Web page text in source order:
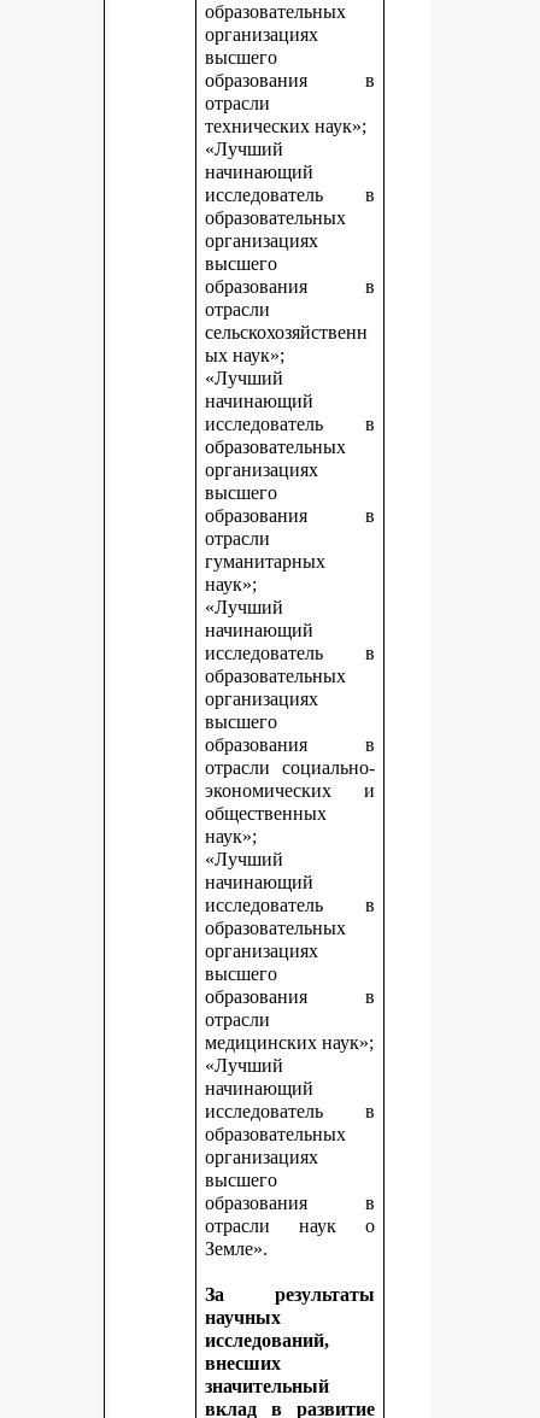
образовательных
организациях
высшего
образования в
отрасли
технических наук»;
«Лучший
начинающий
исследователь в
образовательных
организациях
высшего
образования в
отрасли
сельскохозяйственн
ых наук»;
«Лучший
начинающий
исследователь в
образовательных
организациях
высшего
образования в
отрасли
гуманитарных
наук»;
«Лучший
начинающий
исследователь в
образовательных
организациях
высшего
образования в
отрасли социально-
экономических и
общественных
наук»;
«Лучший
начинающий
исследователь в
образовательных
организациях
высшего
образования в
отрасли
медицинских наук»;
«Лучший
начинающий
исследователь в
образовательных
организациях
высшего
образования в
отрасли наук о
Земле».
За результаты
научных
исследований,
внесших
значительный
вклад в развитие